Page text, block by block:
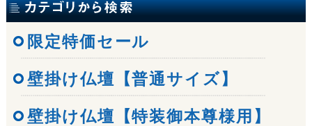
限定特価セール
壁掛け仏壇【普通サイズ】
壁掛け仏壇【特装御本尊様用】